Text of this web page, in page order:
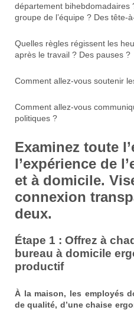
département bihebdomadaires
groupe de l’équipe ? Des tête-
Quelles règles régissent les
après le travail ? Des pauses ?
Comment allez-vous soutenir
Comment allez-vous
politiques ?
Examinez toute
l’expérience de
et à domicile.
connexion
deux.
Étape 1 : Offrez à
bureau à domicile
productif
À la maison, les employés
de qualité, d’une chaise